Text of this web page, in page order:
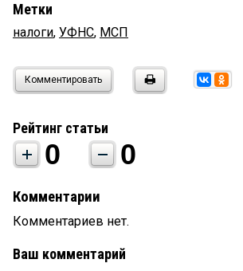
Метки
налоги, УФНС, МСП
Комментировать
Рейтинг статьи
0 0
Комментарии
Комментариев нет.
Ваш комментарий